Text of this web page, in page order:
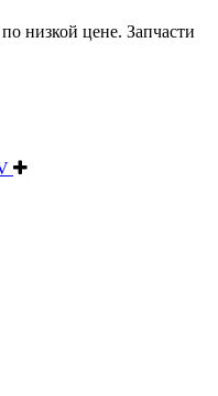
низкой цене. Запчасти